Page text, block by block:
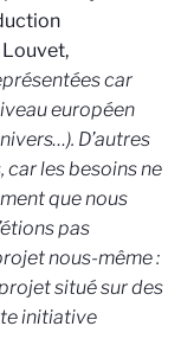
car
européen
D’autres
car les besoins ne
que nous
pas
nous-même :
situé sur des
initiative